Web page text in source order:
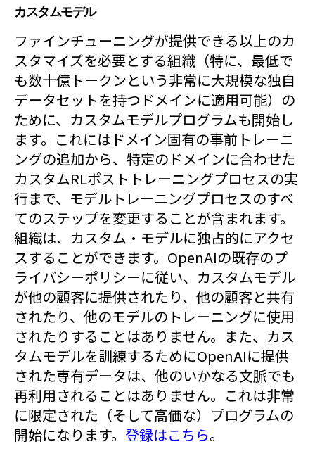
カスタムモデル
ファインチューニングが提供できる以上のカ
スタマイズを必要とする組織（特に、最低で
も数十億トークンという非常に大規模な独自
データセットを持つドメインに適用可能）の
ために、カスタムモデルプログラムも開始し
ます。これにはドメイン固有の事前トレーニ
ングの追加から、特定のドメインに合わせた
カスタムRLポストトレーニングプロセスの実
行まで、モデルトレーニングプロセスのすべ
てのステップを変更することが含まれます。
組織は、カスタム・モデルに独占的にアクセ
スすることができます。OpenAIの既存のプ
ライバシーポリシーに従い、カスタムモデル
が他の顧客に提供されたり、他の顧客と共有
されたり、他のモデルのトレーニングに使用
されたりすることはありません。また、カス
タムモデルを訓練するためにOpenAIに提供
された専有データは、他のいかなる文脈でも
再利用されることはありません。これは非常
に限定された（そして高価な）プログラムの
開始になります。 登録はこちら。